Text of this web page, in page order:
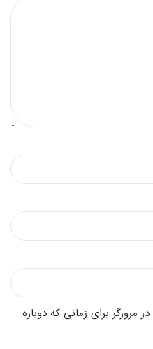
مرورگر برای زمانی که دوباره